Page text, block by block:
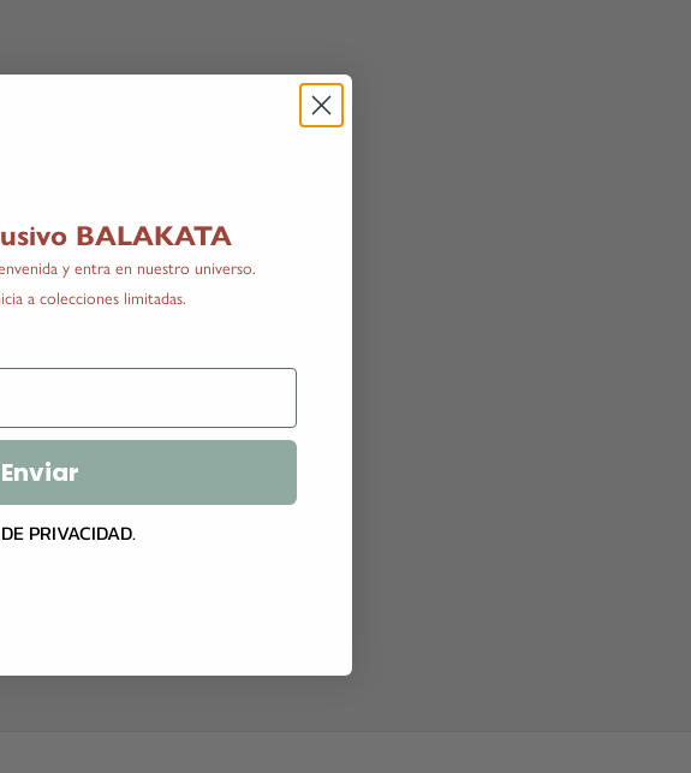
BALAKATA
y entra en nuestro universo.
a colecciones limitadas.
Enviar
PRIVACIDAD.